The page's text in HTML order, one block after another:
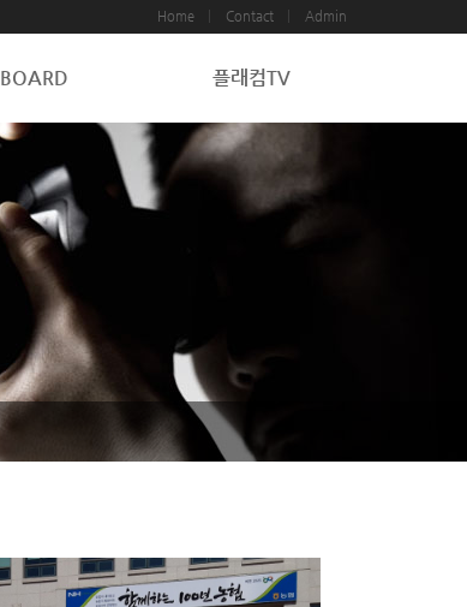
Home Contact Admin
BOARD 플래컴TV